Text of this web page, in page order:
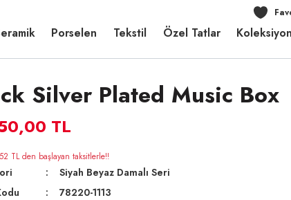
Porselen Tekstil Özel Tatlar
Silver Plated Music Box
TL
TL den başlayan taksitlerle!!
Siyah Beyaz Damalı Seri
78220-1113